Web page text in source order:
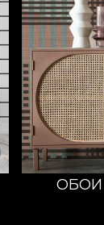
ОБОИ